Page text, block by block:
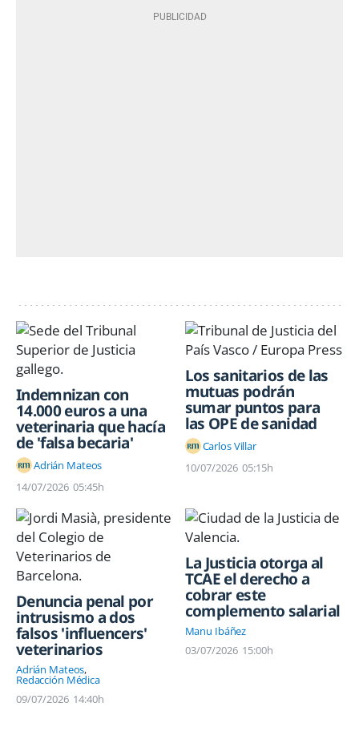
Indemnizan con
14.000 euros a una
veterinaria que hacía
de 'falsa becaria'
Adrián Mateos
14/07/2026 05:45h
Los sanitarios de las
mutuas podrán
sumar puntos para
las OPE de sanidad
Carlos Villar
10/07/2026 05:15h
Denuncia penal por
intrusismo a dos
falsos 'influencers'
veterinarios
Adrián Mateos
Redacción Médica
09/07/2026 14:40h
La Justicia otorga al
TCAE el derecho a
cobrar este
complemento salarial
Manu Ibáñez
03/07/2026 15:00h